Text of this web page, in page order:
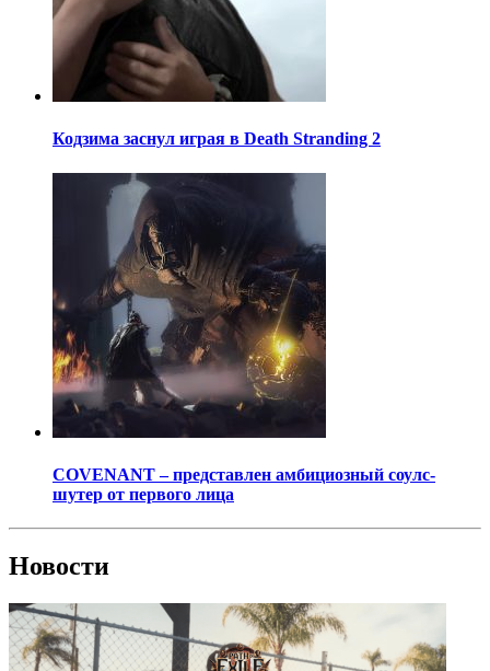
Кодзима заснул играя в Death Stranding 2
COVENANT – представлен амбициозный соулс-
шутер от первого лица
Новости